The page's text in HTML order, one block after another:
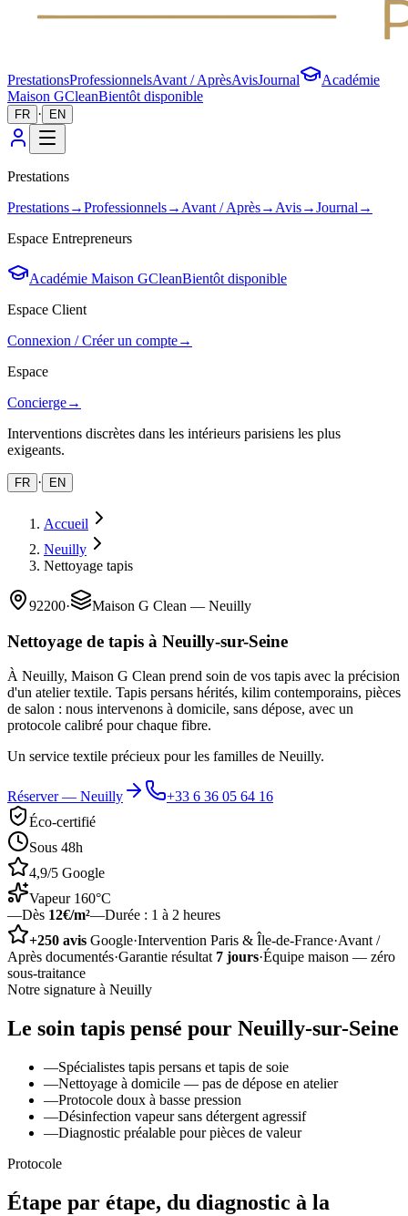
PrestationsProfessionnelsAvant / AprèsAvisJournal
Académie
Maison GCleanBientôt disponible
FR · EN
Prestations
Prestations→Professionnels→ Avant / Après→ Avis→Journal →
Espace Entrepreneurs
Académie Maison GCleanBientôt disponible
Espace Client
Connexion / Créer un compte→
Espace
Concierge→
Interventions discrètes dans les intérieurs parisiens les plus
exigeants.
FR · EN
Accueil
Neuilly
Nettoyage tapis
92200· Maison G Clean — Neuilly
Nettoyage de tapis à Neuilly-sur-Seine
À Neuilly, Maison G Clean prend soin de vos tapis avec la précision
d'un atelier textile. Tapis persans hérités, kilim contemporains, pièces
de salon : nous intervenons à domicile, sans dépose, avec un
protocole calibré pour chaque fibre.
Un service textile précieux pour les familles de Neuilly.
Réserver — Neuilly
+33 6 36 05 64 16
Éco-certifié
Sous 48h
4,9/5 Google
Vapeur 160°C
—Dès 12€/m²—Durée : 1 à 2 heures
+250 avis Google·Intervention Paris & Île-de-France·Avant /
Après documentés·Garantie résultat 7 jours·Équipe maison — zéro
sous-traitance
Notre signature à Neuilly
Le soin tapis pensé pour Neuilly-sur-Seine
—Spécialistes tapis persans et tapis de soie
—Nettoyage à domicile — pas de dépose en atelier
—Protocole doux à basse pression
—Désinfection vapeur sans détergent agressif
—Diagnostic préalable pour pièces de valeur
Protocole
Étape par étape, du diagnostic à la